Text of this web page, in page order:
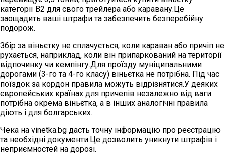
категорії B2 для свого трейлера або каравану.Це
заощадить ваші штрафи та забезпечить безперебійну
подорож.
Збір за віньєтку не сплачується, коли караван або причіп не
рухається, наприклад, коли він припаркований на території
відпочинку чи кемпінгу.Для проїзду муніципальними
дорогами (3-го та 4-го класу) віньєтка не потрібна. Під час
поїздок за кордон правила можуть відрізнятися.У деяких
європейських країнах для причепів незалежно від ваги
потрібна окрема віньєтка, а в інших аналогічні правила
діють і для болгарських.
Чека на vinetka.bg дасть точну інформацію про реєстрацію
та необхідні документи.Це дозволить уникнути штрафів і
неприємностей на дорозі.